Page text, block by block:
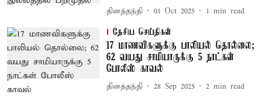
தினத்தந்தி 01 Oct 2025 1 min read
தேசிய செய்திகள்
17 மாணவிகளுக்கு பாலியல் தொல்லை;
62 வயது சாமியாருக்கு 5 நாட்கள்
போலீஸ் காவல்
தினத்தந்தி 28 Sep 2025 2 min read